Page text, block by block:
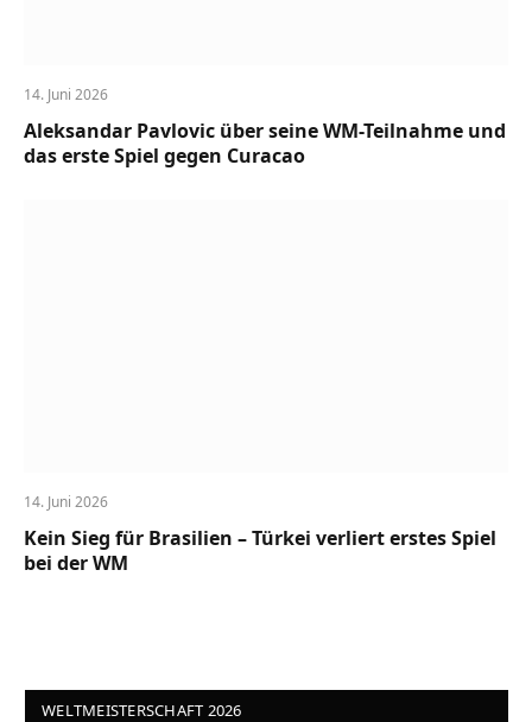
14. Juni 2026
Aleksandar Pavlovic über seine WM-Teilnahme und
das erste Spiel gegen Curacao
14. Juni 2026
Kein Sieg für Brasilien – Türkei verliert erstes Spiel
bei der WM
WELTMEISTERSCHAFT 2026